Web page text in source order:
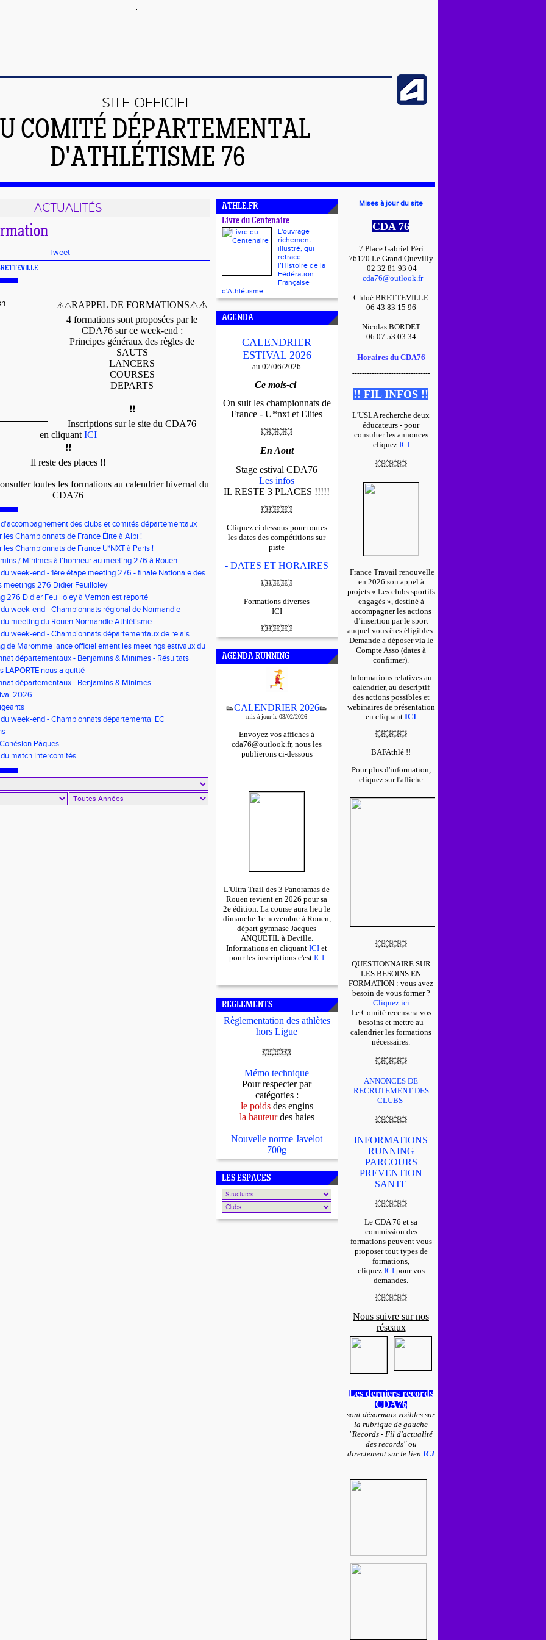
SITE OFFICIEL
COMITÉ DÉPARTEMENTAL
D'ATHLÉTISME 76
ACTUALITÉS
Tweet
⚠️⚠️RAPPEL DE FORMATIONS⚠️⚠️
4 formations sont proposées par le
CDA76 sur ce week-end :
Principes généraux des règles de
SAUTS
LANCERS
COURSES
DEPARTS
❗️❗️
Inscriptions sur le site du CDA76
en cliquant ICI
❗️❗️
Il reste des places !!
toutes les formations au calendrier hivernal du
CDA76
des clubs et comités départementaux
de volontaires au service civique
les Championnats de France Élite à Albi !
les Championnats de France U*NXT à Paris !
/ Minimes à l'honneur au meeting 276 à Rouen
week-end - 1ère étape meeting 276 - finale Nationale des
- Pré-France CJESM
meetings 276 Didier Feuilloley
276 Didier Feuilloley à Vernon est reporté
week-end - Championnats régional de Normandie
meeting du Rouen Normandie Athlétisme
week-end - Championnats départementaux de relais
départementale des triathlons poussins
de Maromme lance officiellement les meetings estivaux du
départementaux - Benjamins & Minimes - Résultats
LAPORTE nous a quitté
départementaux - Benjamins & Minimes
2026
week-end - Championnats départemental EC
Minimes - EO Adultes
Pâques
match Intercomités
ATHLE.FR
Livre du Centenaire
L'ouvrage
richement
illustré, qui
retrace
l’Histoire de la
Fédération
Française
d'Athlétisme.
AGENDA
CALENDRIER
ESTIVAL 2026
au 02/06/2026
Ce mois-ci
On suit les championnats de
France - U*nxt et Elites
💥💥💥💥
En Aout
Stage estival CDA76
Les infos
IL RESTE 3 PLACES !!!!!
💥💥💥💥
Cliquez ci dessous pour toutes
les dates des compétitions sur
piste
- DATES ET HORAIRES
💥💥💥💥
Formations diverses
ICI
💥💥💥💥
AGENDA RUNNING
👟CALENDRIER 2026👟
mis à jour le 03/02/2026
Envoyez vos affiches à
cda76@outlook.fr, nous les
publierons ci-dessous
------------------
L'Ultra Trail des 3 Panoramas de
Rouen revient en 2026 pour sa
2e édition. La course aura lieu le
dimanche 1e novembre à Rouen,
départ gymnase Jacques
ANQUETIL à Deville.
Informations en cliquant ICI et
pour les inscriptions c'est ICI
------------------
REGLEMENTS
Règlementation des athlètes
hors Ligue
💥💥💥💥
Mémo technique
Pour respecter par
catégories :
le poids des engins
la hauteurdes haies
Nouvelle norme Javelot
700g
LES ESPACES
Mises à jour du site
CDA 76
7 Place Gabriel Péri
76120 Le Grand Quevilly
02 32 81 93 04
cda76@outlook.fr
Chloé BRETTEVILLE
06 43 83 15 96
Nicolas BORDET
06 07 53 03 34
Horaires du CDA76
--------------------------------
!! FIL INFOS !!
L'USLA recherche deux
éducateurs - pour
consulter les annonces
cliquez ICI
💥💥💥💥
France Travail renouvelle
en 2026 son appel à
projets « Les clubs sportifs
engagés », destiné à
accompagner les actions
d’insertion par le sport
auquel vous êtes éligibles.
Demande a déposer via le
Compte Asso (dates à
confirmer).
Informations relatives au
calendrier, au descriptif
des actions possibles et
webinaires de présentation
en cliquant ICI
💥💥💥💥
BAFAthlé !!
Pour plus d'information,
cliquez sur l'affiche
💥💥💥💥
QUESTIONNAIRE SUR
LES BESOINS EN
FORMATION : vous avez
besoin de vous former ?
Cliquez ici
Le Comité recensera vos
besoins et mettre au
calendrier les formations
nécessaires.
💥💥💥💥
ANNONCES DE
RECRUTEMENT DES
CLUBS
💥💥💥💥
INFORMATIONS
RUNNING
PARCOURS
PREVENTION
SANTE
💥💥💥💥
Le CDA 76 et sa
commission des
formations peuvent vous
proposer tout types de
formations,
cliquez ICIpour vos
demandes.
💥💥💥💥
Nous suivre sur nos
réseaux
Les derniers records
CDA76
sont désormais visibles sur
la rubrique de gauche
"Records - Fil d'actualité
des records" ou
directement sur le lien ICI